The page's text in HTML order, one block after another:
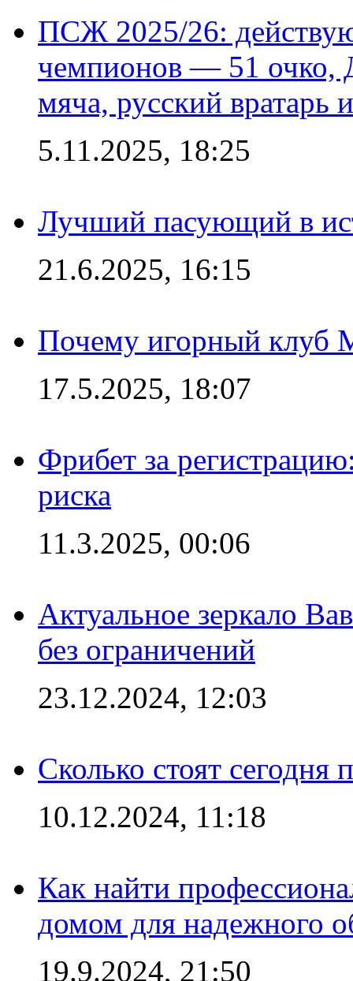
ПСЖ 2025/26:
чемпионов — 51 очко,
мяча, русский вратарь
5.11.2025, 18:25
Лучший пасующий в
21.6.2025, 16:15
Почему игорный клуб
17.5.2025, 18:07
Фрибет за
риска
11.3.2025, 00:06
Актуальное зеркало
без ограничений
23.12.2024, 12:03
Сколько стоят сегодня
10.12.2024, 11:18
Как найти
домом для надежного
19.9.2024, 21:50